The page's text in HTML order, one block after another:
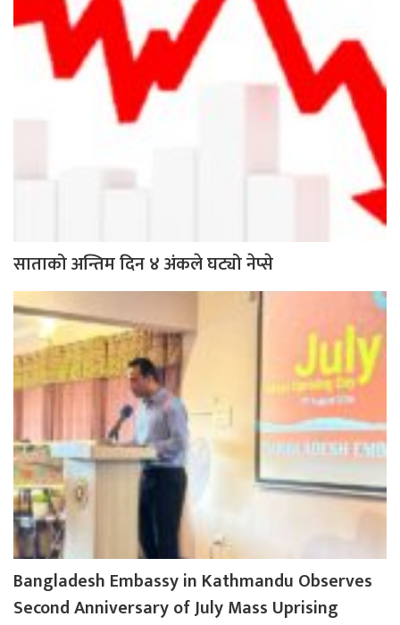
साताको अन्तिम दिन ४ अंकले घट्यो नेप्से
Bangladesh Embassy in Kathmandu Observes
Second Anniversary of July Mass Uprising